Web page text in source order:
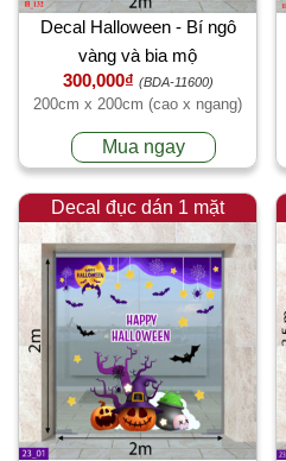
Decal Halloween - Bí ngô
vàng và bia mộ
300,000₫ (BDA-11600)
200cm x 200cm (cao x ngang)
Mua ngay
Decal đục dán 1 mặt